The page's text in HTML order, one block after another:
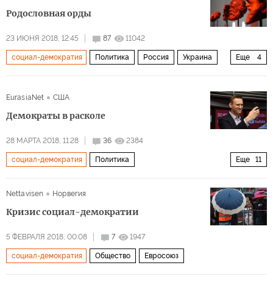
Родословная орды
23 ИЮНЯ 2018, 12:45 87 11042
Еще 4
социал-демократия Политика Россия Украина
Российская империя
EurasiaNet США
Демократы в расколе
28 МАРТА 2018, 11:28 36 2384
Еще 11
социал-демократия Политика
Ксения Собчак
Единая Россия Яблоко борьба с коррупцией
либералы
Nettavisen Норвегия
Кризис социал-демократии
5 ФЕВРАЛЯ 2018, 00:08 7 1947
социал-демократия Общество Евросоюз